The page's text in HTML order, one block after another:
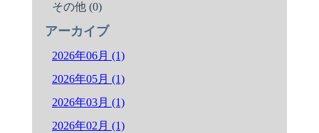
その他 (0)
アーカイブ
2026年06月 (1)
2026年05月 (1)
2026年03月 (1)
2026年02月 (1)